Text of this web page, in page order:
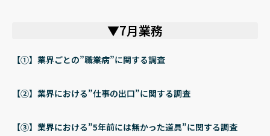
▼7月業務
【①】業界ごとの”職業病”に関する調査
【②】業界における”仕事の出口”に関する調査
【③】業界における”5年前には無かった道具”に関する調査